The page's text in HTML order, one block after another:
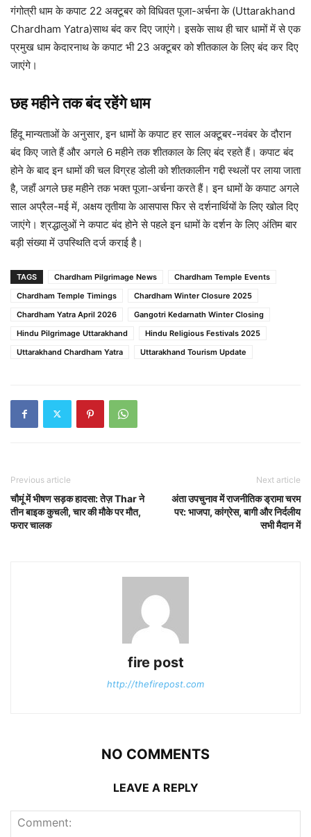
गंगोत्री धाम के कपाट 22 अक्टूबर को विधिवत पूजा-अर्चना के (Uttarakhand
Chardham Yatra)साथ बंद कर दिए जाएंगे। इसके साथ ही चार धामों में से एक
प्रमुख धाम केदारनाथ के कपाट भी 23 अक्टूबर को शीतकाल के लिए बंद कर दिए
जाएंगे।
छह महीने तक बंद रहेंगे धाम
हिंदू मान्यताओं के अनुसार, इन धामों के कपाट हर साल अक्टूबर-नवंबर के दौरान
बंद किए जाते हैं और अगले 6 महीने तक शीतकाल के लिए बंद रहते हैं। कपाट बंद
होने के बाद इन धामों की चल विग्रह डोली को शीतकालीन गद्दी स्थलों पर लाया जाता
है, जहाँ अगले छह महीने तक भक्त पूजा-अर्चना करते हैं। इन धामों के कपाट अगले
साल अप्रैल-मई में, अक्षय तृतीया के आसपास फिर से दर्शनार्थियों के लिए खोल दिए
जाएंगे। श्रद्धालुओं ने कपाट बंद होने से पहले इन धामों के दर्शन के लिए अंतिम बार
बड़ी संख्या में उपस्थिति दर्ज कराई है।
TAGS Chardham Pilgrimage News
Chardham Temple Events
Chardham Temple Timings
Chardham Winter Closure 2025
Chardham Yatra April 2026
Gangotri Kedarnath Winter Closing
Hindu Pilgrimage Uttarakhand
Hindu Religious Festivals 2025
Uttarakhand Chardham Yatra
Uttarakhand Tourism Update
Previous article
चौमूं में भीषण सड़क हादसा: तेज़ Thar ने
तीन बाइक कुचली, चार की मौके पर मौत,
फरार चालक
Next article
अंता उपचुनाव में राजनीतिक ड्रामा चरम
पर: भाजपा, कांग्रेस, बागी और निर्दलीय
सभी मैदान में
fire post
http://thefirepost.com
NO COMMENTS
LEAVE A REPLY